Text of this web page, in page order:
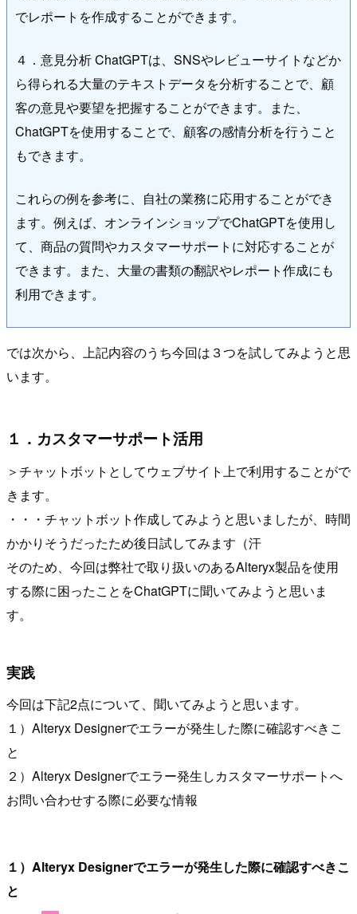
でレポートを作成することができます。
４．意見分析 ChatGPTは、SNSやレビューサイトなどか
ら得られる大量のテキストデータを分析することで、顧
客の意見や要望を把握することができます。また、
ChatGPTを使用することで、顧客の感情分析を行うこと
もできます。
これらの例を参考に、自社の業務に応用することができ
ます。例えば、オンラインショップでChatGPTを使用し
て、商品の質問やカスタマーサポートに対応することが
できます。また、大量の書類の翻訳やレポート作成にも
利用できます。
では次から、上記内容のうち今回は３つを試してみようと思
います。
１．カスタマーサポート活用
＞チャットボットとしてウェブサイト上で利用することがで
きます。
・・・チャットボット作成してみようと思いましたが、時間
かかりそうだったため後日試してみます（汗
そのため、今回は弊社で取り扱いのあるAlteryx製品を使用
する際に困ったことをChatGPTに聞いてみようと思いま
す。
実践
今回は下記2点について、聞いてみようと思います。
１）Alteryx Designerでエラーが発生した際に確認すべきこ
と
２）Alteryx Designerでエラー発生しカスタマーサポートへ
お問い合わせする際に必要な情報
１）Alteryx Designerでエラーが発生した際に確認すべきこ
と